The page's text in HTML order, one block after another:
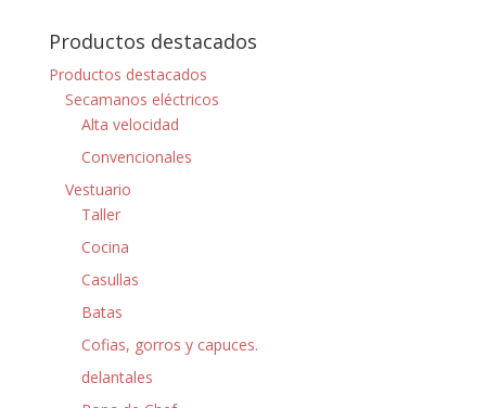
Productos destacados
Productos destacados
Secamanos eléctricos
Alta velocidad
Convencionales
Vestuario
Taller
Cocina
Casullas
Batas
Cofias, gorros y capuces.
delantales